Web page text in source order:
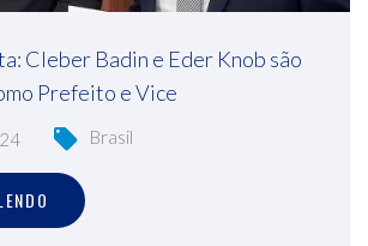
Cleber Badin e Eder Knob são
Prefeito e Vice
Brasil